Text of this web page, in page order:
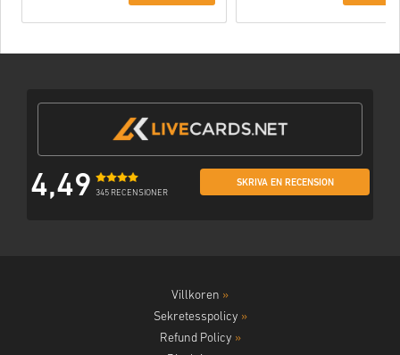
4,49 345 RECENSIONER
SKRIVA EN RECENSION
Villkoren »
Sekretesspolicy »
Refund Policy »